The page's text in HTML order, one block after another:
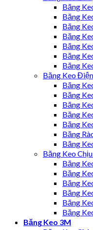
Băng
Băng
Băng
Băng
Băng
Băng
Băng
Băng Keo
Băng
Băng
Băng
Băng
Băng
Băng
Băng
Băng Keo
Băng
Băng
Băng
Băng
Băng
Băng
Băng Keo 3M